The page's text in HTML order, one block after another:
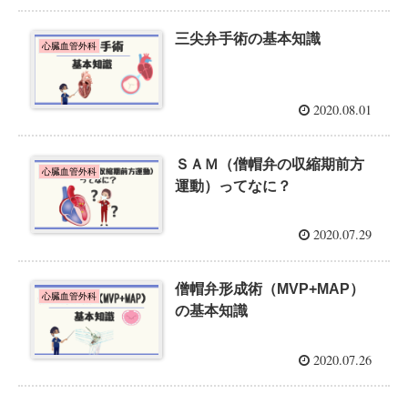
心臓血管外科 三尖弁手術の基本知識
2020.08.01
心臓血管外科
ＳＡＭ（僧帽弁の収縮期前方
運動）ってなに？
2020.07.29
心臓血管外科
僧帽弁形成術（MVP+MAP）
の基本知識
2020.07.26